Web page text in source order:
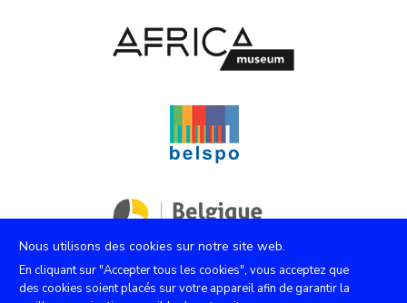
Nous utilisons des cookies sur notre site web.
En cliquant sur "Accepter tous les cookies", vous acceptez que
des cookies soient placés sur votre appareil afin de garantir la